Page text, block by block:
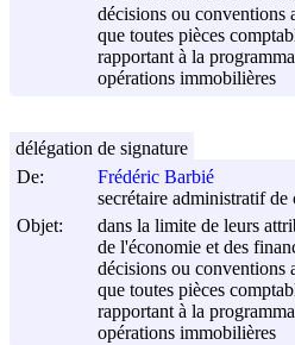
décisions ou conventions
que toutes pièces
rapportant à la
opérations immobilières
De:
Frédéric Barbié
secrétaire administratif de
Objet:
dans la limite de leurs
de l'économie et des
décisions ou conventions
que toutes pièces
rapportant à la
opérations immobilières
délégation de signature